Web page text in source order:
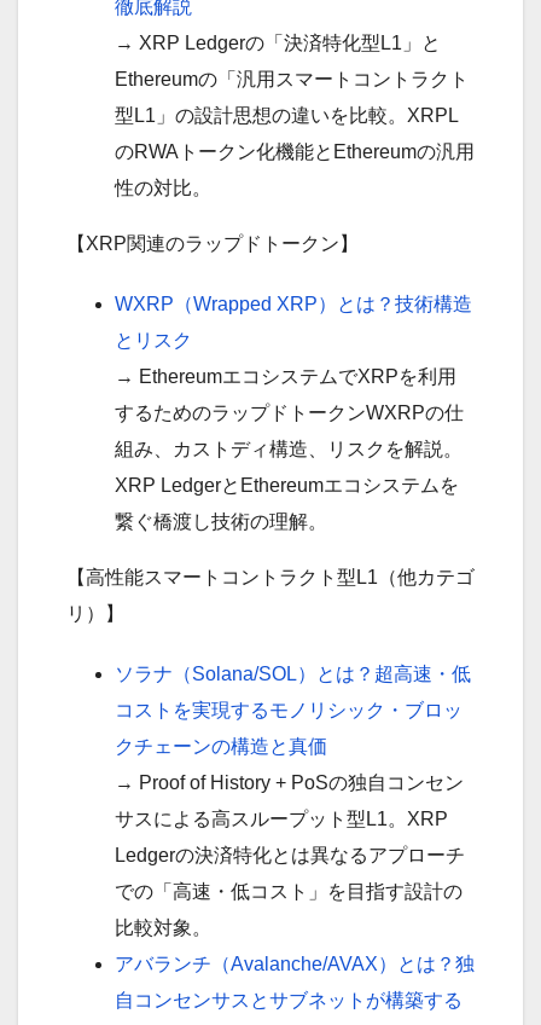
徹底解説
→ XRP Ledgerの「決済特化型L1」と
Ethereumの「汎用スマートコントラクト
型L1」の設計思想の違いを比較。XRPL
のRWAトークン化機能とEthereumの汎用
性の対比。
【XRP関連のラップドトークン】
WXRP（Wrapped XRP）とは？技術構造
とリスク
→ EthereumエコシステムでXRPを利用
するためのラップドトークンWXRPの仕
組み、カストディ構造、リスクを解説。
XRP LedgerとEthereumエコシステムを
繋ぐ橋渡し技術の理解。
【高性能スマートコントラクト型L1（他カテゴ
リ）】
ソラナ（Solana/SOL）とは？超高速・低
コストを実現するモノリシック・ブロッ
クチェーンの構造と真価
→ Proof of History + PoSの独自コンセン
サスによる高スループット型L1。XRP
Ledgerの決済特化とは異なるアプローチ
での「高速・低コスト」を目指す設計の
比較対象。
アバランチ（Avalanche/AVAX）とは？独
自コンセンサスとサブネットが構築する